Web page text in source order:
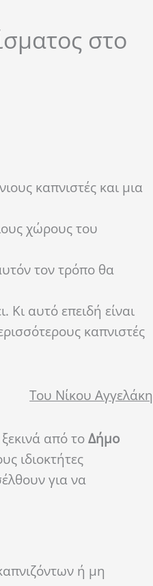
στο
καπνιστές και μια
χώρους του
τον τρόπο θα
αυτό επειδή είναι
καπνιστές
Του Νίκου Αγγελάκη
από τοΔήμο
ιδιοκτήτες
για να
ή μη